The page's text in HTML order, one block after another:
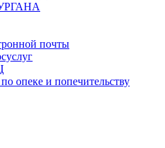
почты
опеке и попечительству